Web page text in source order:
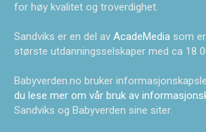
for høy kvalitet og troverdighet.
Sandviks er en del av AcadeMedia som
største utdanningsselskaper med ca 18
Babyverden.no bruker
du lese mer om vår bruk av
Sandviks og Babyverden sine siter.